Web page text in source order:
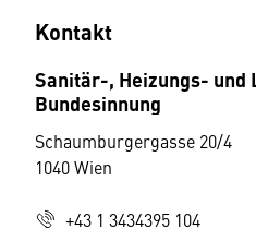
Kontakt
Sanitär-, Heizungs- und
Bundesinnung
Schaumburgergasse 20/4
1040 Wien
+43 1 3434395 104